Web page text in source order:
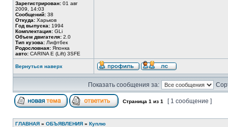
Зарегистрирован: 01 авг
2009, 14:03
Сообщений: 38
Откуда: Харьков
Год выпуска: 1994
Комплектация: GLi
Объем двигателя: 2.0
Тип кузова: Лифтбек
Родословная: Японка
авто: CARINA E (Lift) 3SFE
Вернуться наверх
Показать сообщения за:
Страница 1 из 1 [ 1 сообщение ]
ГЛАВНАЯ » ОБЪЯВЛЕНИЯ » Куплю